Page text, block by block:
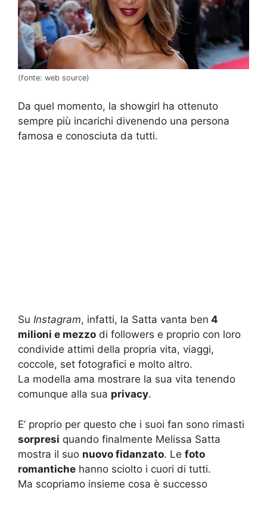
(fonte: web source)
Da quel momento, la showgirl ha ottenuto
sempre più incarichi divenendo una persona
famosa e conosciuta da tutti.
Su Instagram, infatti, la Satta vanta ben 4
milioni e mezzo di followers e proprio con loro
condivide attimi della propria vita, viaggi,
coccole, set fotografici e molto altro.
La modella ama mostrare la sua vita tenendo
comunque alla sua privacy.
E’ proprio per questo che i suoi fan sono rimasti
sorpresi quando finalmente Melissa Satta
mostra il suo nuovo fidanzato. Le foto
romantiche hanno sciolto i cuori di tutti.
Ma scopriamo insieme cosa è successo